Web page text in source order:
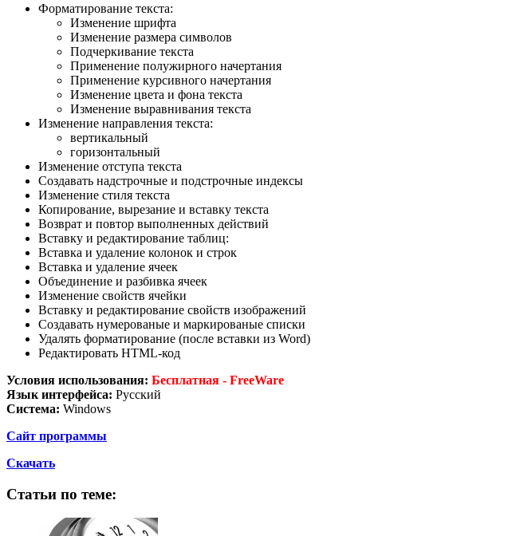
Форматирование текста:
Изменение шрифта
Изменение размера символов
Подчеркивание текста
Применение полужирного начертания
Применение курсивного начертания
Изменение цвета и фона текста
Изменение выравнивания текста
Изменение направления текста:
вертикальный
горизонтальный
Изменение отступа текста
Создавать надстрочные и подстрочные индексы
Изменение стиля текста
Копирование, вырезание и вставку текста
Возврат и повтор выполненных действий
Вставку и редактирование таблиц:
Вставка и удаление колонок и строк
Вставка и удаление ячеек
Объединение и разбивка ячеек
Изменение свойств ячейки
Вставку и редактирование свойств изображений
Создавать нумерованые и маркированые списки
Удалять форматирование (после вставки из Word)
Редактировать HTML-код
Условия использования: Бесплатная - FreeWare
Язык интерфейса: Русский
Система: Windows
Сайт программы
Скачать
Статьи по теме: